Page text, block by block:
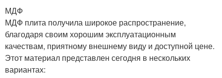
МДФ
МДФ плита получила широкое распространение,
благодаря своим хорошим эксплуатационным
качествам, приятному внешнему виду и доступной цене.
Этот материал представлен сегодня в нескольких
вариантах: